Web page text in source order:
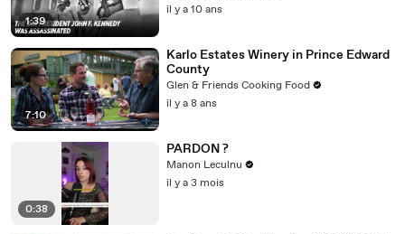
1:39
il y a 10 ans
7:10
Karlo Estates Winery in Prince Edward
County
Glen & Friends Cooking Food
il y a 8 ans
0:38
PARDON ?
Manon Leculnu
il y a 3 mois